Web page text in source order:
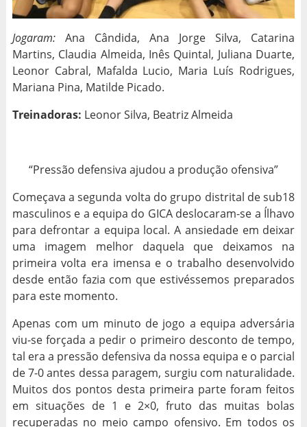
Jogaram:Ana Cândida, Ana Jorge Silva, Catarina
Martins, Claudia Almeida, Inês Quintal, Juliana Duarte,
Leonor Cabral, Mafalda Lucio, Maria Luís Rodrigues,
Mariana Pina, Matilde Picado.
Treinadoras: Leonor Silva, Beatriz Almeida
“Pressão defensiva ajudou a produção ofensiva”
Começava a segunda volta do grupo distrital de sub18
masculinos e a equipa do GICA deslocaram-se a Ílhavo
para defrontar a equipa local. A ansiedade em deixar
uma imagem melhor daquela que deixamos na
primeira volta era imensa e o trabalho desenvolvido
desde então fazia com que estivéssemos preparados
para este momento.
Apenas com um minuto de jogo a equipa adversária
viu-se forçada a pedir o primeiro desconto de tempo,
tal era a pressão defensiva da nossa equipa e o parcial
de 7-0 antes dessa paragem, surgiu com naturalidade.
Muitos dos pontos desta primeira parte foram feitos
em situações de 1 e 2×0, fruto das muitas bolas
recuperadas no meio campo ofensivo. Em todos os